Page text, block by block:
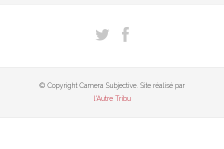
© Copyright Camera Subjective. Site réalisé par
l'Autre Tribu